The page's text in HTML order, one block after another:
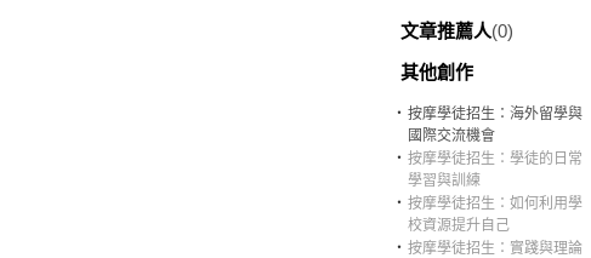
文章推薦人(0)
其他創作
‧ 按摩學徒招生：海外留學與
國際交流機會
‧ 按摩學徒招生：學徒的日常
學習與訓練
‧ 按摩學徒招生：如何利用學
校資源提升自己
‧ 按摩學徒招生：實踐與理論